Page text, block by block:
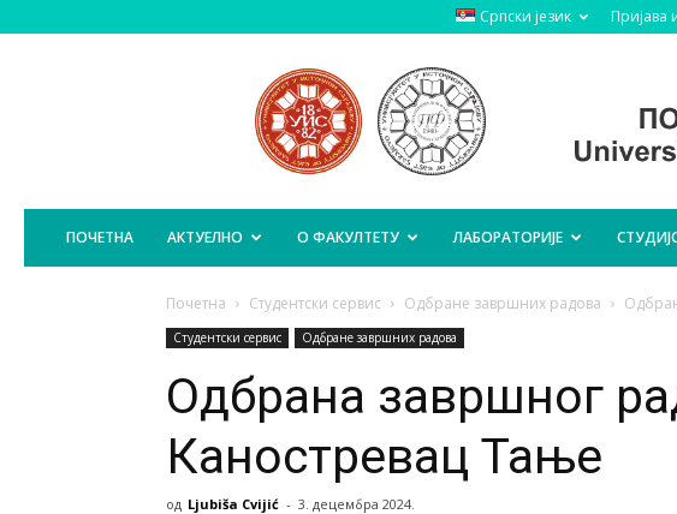
Српски језик Пријава
Пољопривредни
Факултет
Источно
Сарајево
ПОЧЕТНА АКТУЕЛНО О ФАКУЛТЕТУ ЛАБОРАТОРИЈЕ
Почетна Студентски сервис Одбране завршних радова
Студентски сервис Одбране завршних радова
Одбрана завршног
Каностревац Тање
од Ljubiša Cvijić - 3. децембра 2024.